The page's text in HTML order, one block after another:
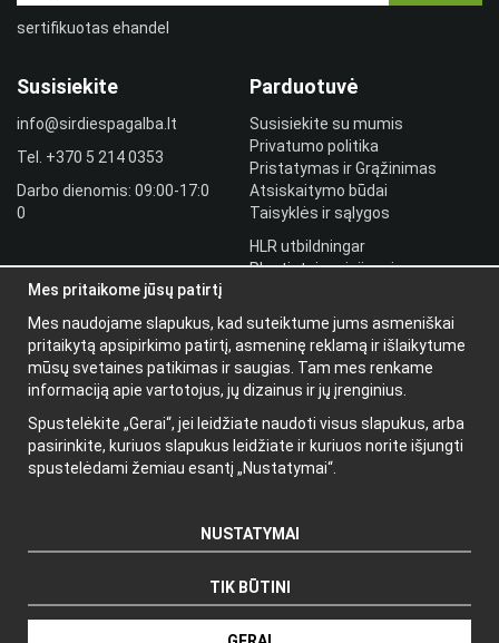
Susisiekite
info@sirdiespagalba.lt
Tel. +370 5 214 0353
Darbo dienomis: 09:00-17:0
0
Parduotuvė
Susisiekite su mumis
Privatumo politika
Pristatymas ir Grąžinimas
Atsiskaitymo būdai
Taisyklės ir sąlygos
HLR utbildningar
Plantintojo prisijungimas
Papildoma
informacija
Naujienlaiškis
Apie slapukus
sertifikuotas ehandel
Mes pritaikome jūsų patirtį
Mes naudojame slapukus, kad suteiktume jums asmeniškai
pritaikytą apsipirkimo patirtį, asmeninę reklamą ir išlaikytume
mūsų svetaines patikimas ir saugias. Tam mes renkame
informaciją apie vartotojus, jų dizainus ir jų įrenginius.
Spustelėkite „Gerai“, jei leidžiate naudoti visus slapukus, arba
pasirinkite, kuriuos slapukus leidžiate ir kuriuos norite išjungti
spustelėdami žemiau esantį „Nustatymai“.
NUSTATYMAI
TIK BŪTINI